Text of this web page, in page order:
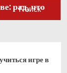
Поиск
рад, что
игре в